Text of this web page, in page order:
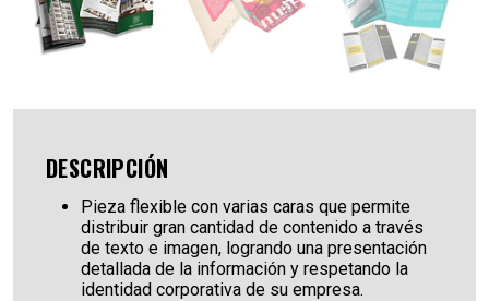
DESCRIPCIÓN
Pieza flexible con varias caras que permite
distribuir gran cantidad de contenido a través
de texto e imagen, logrando una presentación
detallada de la información y respetando la
identidad corporativa de su empresa.